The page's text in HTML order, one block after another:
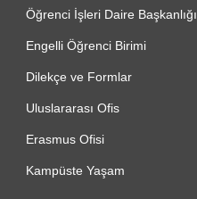
Öğrenci İşleri Daire Başkanlığı
Engelli Öğrenci Birimi
Dilekçe ve Formlar
Uluslararası Ofis
Erasmus Ofisi
Kampüste Yaşam